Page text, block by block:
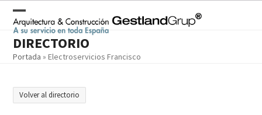
contentOpen
mobile
menu
Close
mobile
menu
DIRECTORIO
Portada »Electroservicios Francisco
Volver al directorio